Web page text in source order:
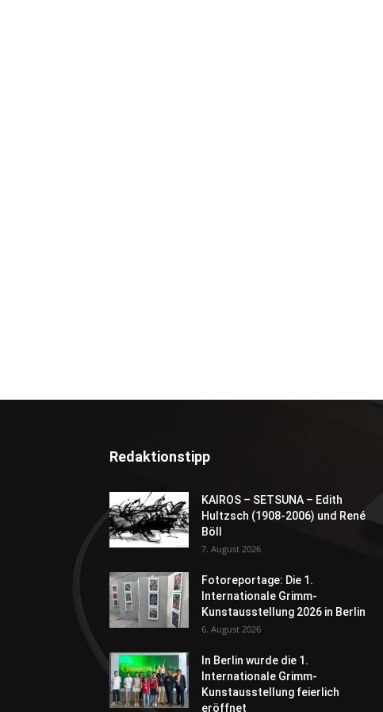
Redaktionstipp
KAIROS – SETSUNA – Edith
Hultzsch (1908-2006) und René
Böll
7. August 2026
Fotoreportage: Die 1.
Internationale Grimm-
Kunstausstellung 2026 in Berlin
6. August 2026
In Berlin wurde die 1.
Internationale Grimm-
Kunstausstellung feierlich
eröffnet